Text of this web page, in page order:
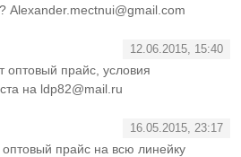
Alexander.mectnui@gmail.com
12.06.2015, 15:40
оптовый прайс, условия
на ldp82@mail.ru
16.05.2015, 23:17
оптовый прайс на всю линейку